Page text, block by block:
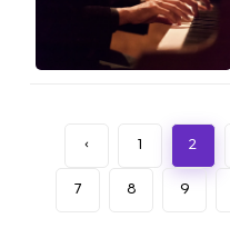
‹ 1 2
7 8 9